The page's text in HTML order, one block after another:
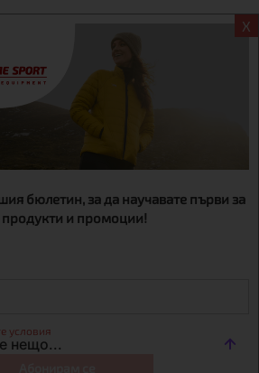
X
бюлетин, за да научавате първи за
и промоции!
условия
ул.692, №12, офис 1, магазини
42, тел.:+359 895461012